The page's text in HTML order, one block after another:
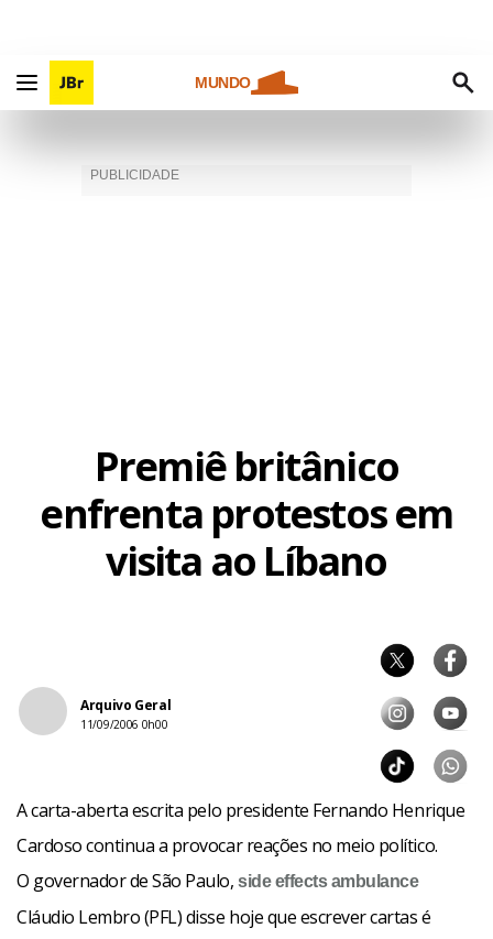
MUNDO
Premiê britânico
enfrenta protestos em
visita ao Líbano
Arquivo Geral
11/09/2006 0h00
A carta-aberta escrita pelo presidente Fernando Henrique
Cardoso continua a provocar reações no meio político.
O governador de São Paulo,side effects ambulance
Cláudio Lembro (PFL) disse hoje que escrever cartas é